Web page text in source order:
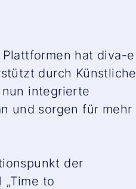
hat diva-e
durch Künstliche
integrierte
und sorgen für mehr
der
to